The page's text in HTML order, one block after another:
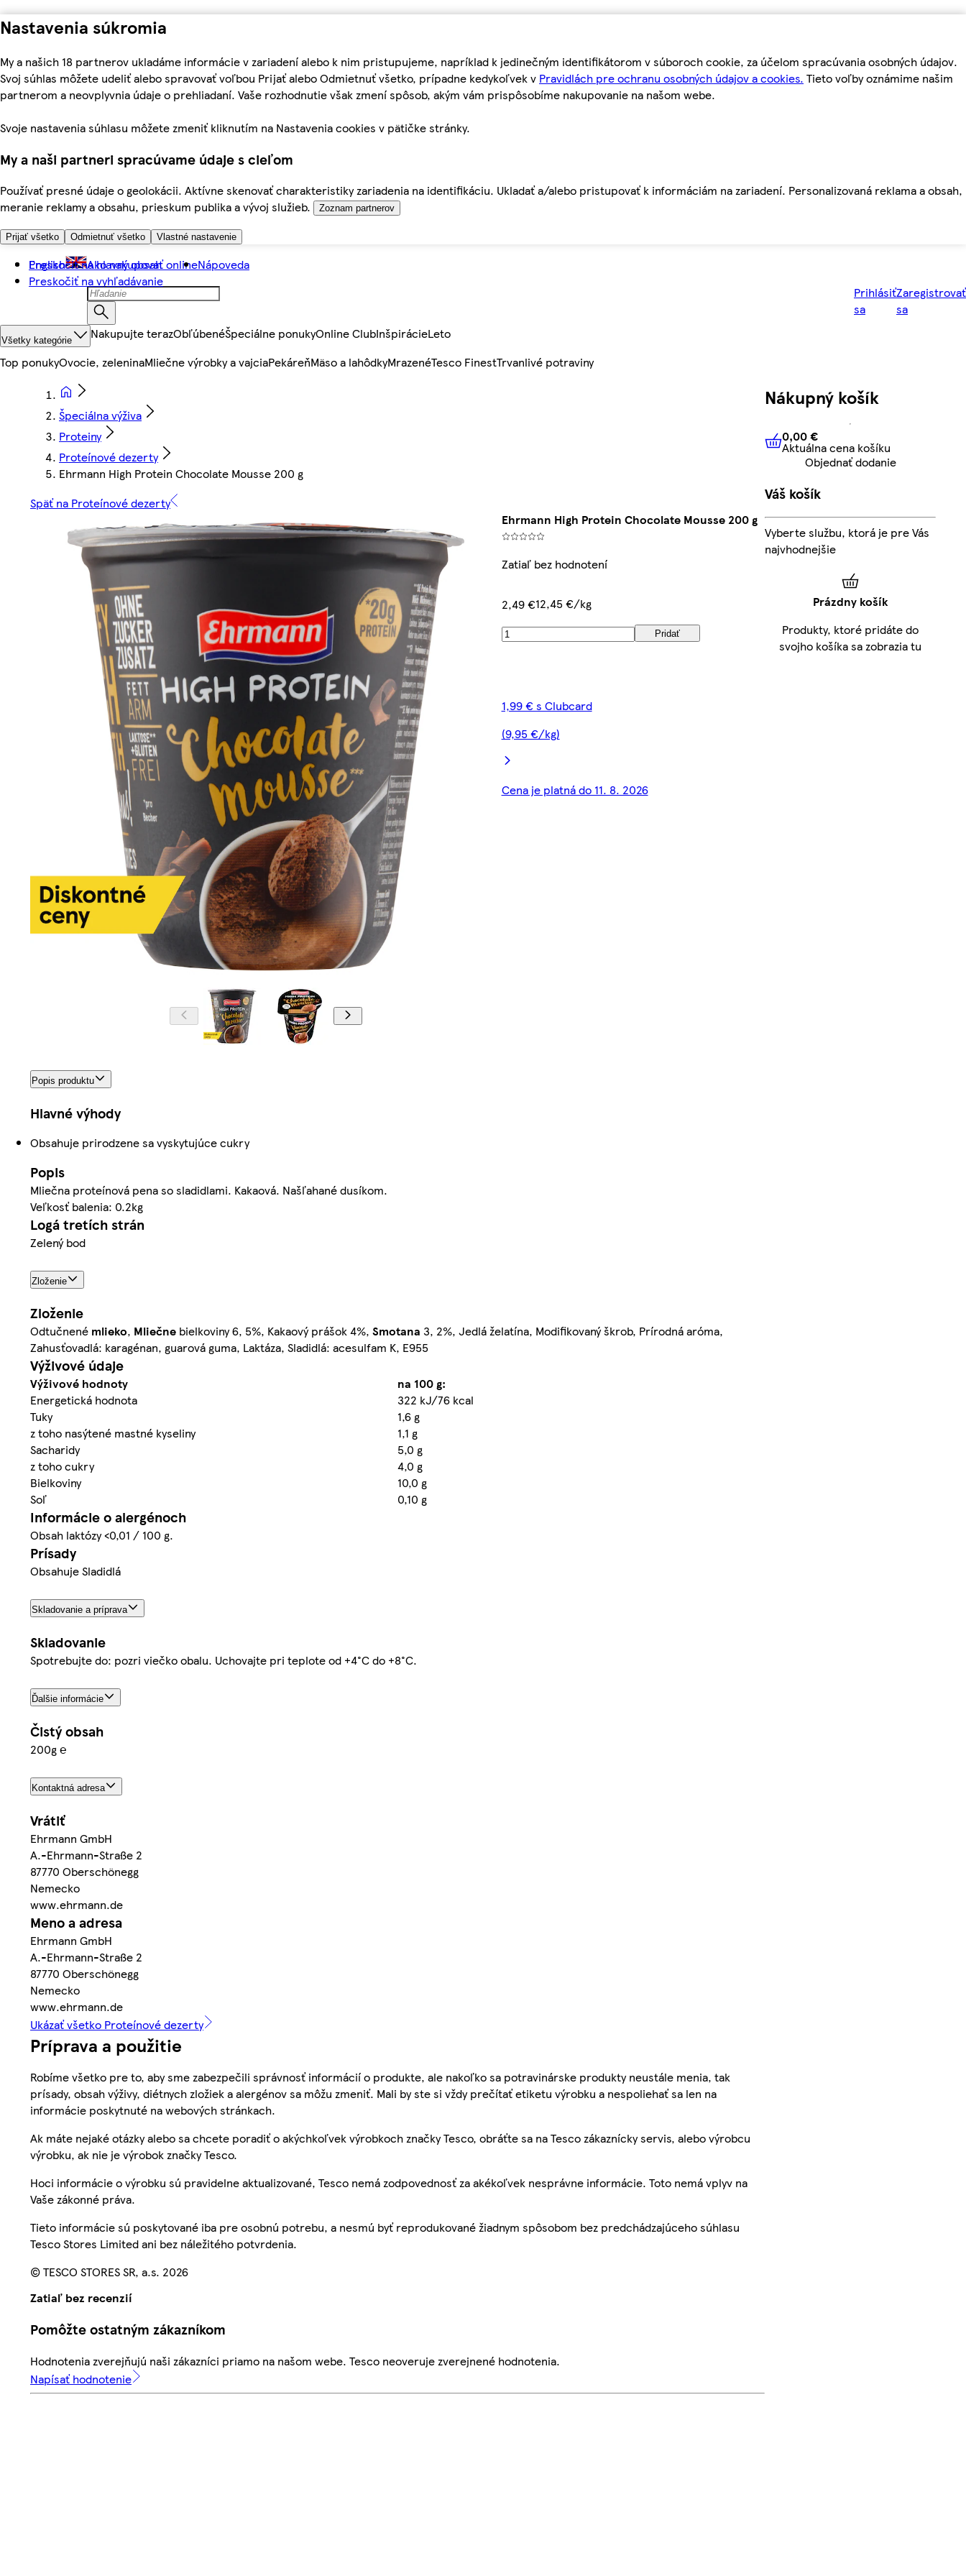
Nastavenia súkromia
My a našich 18 partnerov ukladáme informácie v zariadení alebo k nim pristupujeme, napríklad k jedinečným identifikátorom v súboroch cookie, za účelom spracúvania osobných údajov.
Svoj súhlas môžete udeliť alebo spravovať voľbou Prijať alebo Odmietnuť všetko, prípadne kedykoľvek v Pravidlách pre ochranu osobných údajov a cookies. Tieto voľby oznámime našim
partnerom a neovplyvnia údaje o prehliadaní. Vaše rozhodnutie však zmení spôsob, akým vám prispôsobíme nakupovanie na našom webe.
Svoje nastavenia súhlasu môžete zmeniť kliknutím na Nastavenia cookies v pätičke stránky.
My a naši partneri spracúvame údaje s cieľom
Používať presné údaje o geolokácii. Aktívne skenovať charakteristiky zariadenia na identifikáciu. Ukladať a/alebo pristupovať k informáciám na zariadení. Personalizovaná reklama a obsah,
meranie reklamy a obsahu, prieskum publika a vývoj služieb.
Zoznam partnerov
Prijať všetko Odmietnuť všetko Vlastné nastavenie
Preskočiť na hlavný obsah
Preskočiť na vyhľadávanie
English Ako nakupovať onlineNápoveda
Prihlásiť
sa
Zaregistrovať
sa
Všetky kategórie Nakupujte terazObľúbenéŠpeciálne ponukyOnline ClubInšpirácieLeto
Top ponukyOvocie, zeleninaMliečne výrobky a vajciaPekáreňMäso a lahôdkyMrazenéTesco FinestTrvanlivé potraviny
Špeciálna výživa
Proteiny
Proteínové dezerty
Ehrmann High Protein Chocolate Mousse 200 g
Späť na Proteínové dezerty
Ehrmann High Protein Chocolate Mousse 200 g
Zatiaľ bez hodnotení
2,49 €12,45 €/kg
Pridať
1,99 € s Clubcard
(9,95 €/kg)
Cena je platná do 11. 8. 2026
Popis produktu
Hlavné výhody
Obsahuje prirodzene sa vyskytujúce cukry
Popis
Mliečna proteínová pena so sladidlami. Kakaová. Našľahané dusíkom.
Veľkosť balenia: 0.2kg
Logá tretích strán
Zelený bod
Zloženie
Zloženie
Odtučnené mlieko, Mliečne bielkoviny 6, 5%, Kakaový prášok 4%, Smotana 3, 2%, Jedlá želatína, Modifikovaný škrob, Prírodná aróma,
Zahusťovadlá: karagénan, guarová guma, Laktáza, Sladidlá: acesulfam K, E955
Výživové údaje
Výživové hodnoty
na 100 g:
Energetická hodnota
322 kJ/76 kcal
Tuky
1,6 g
z toho nasýtené mastné kyseliny
1,1 g
Sacharidy
5,0 g
z toho cukry
4,0 g
Bielkoviny
10,0 g
Soľ
0,10 g
Informácie o alergénoch
Obsah laktózy <0,01 / 100 g.
Prísady
Obsahuje Sladidlá
Skladovanie a príprava
Skladovanie
Spotrebujte do: pozri viečko obalu. Uchovajte pri teplote od +4°C do +8°C.
Ďalšie informácie
Čistý obsah
200g ℮
Kontaktná adresa
Vrátiť
Ehrmann GmbH
A.-Ehrmann-Straße 2
87770 Oberschönegg
Nemecko
www.ehrmann.de
Meno a adresa
Ehrmann GmbH
A.-Ehrmann-Straße 2
87770 Oberschönegg
Nemecko
www.ehrmann.de
Ukázať všetko Proteínové dezerty
Príprava a použitie
Robíme všetko pre to, aby sme zabezpečili správnosť informácií o produkte, ale nakoľko sa potravinárske produkty neustále menia, tak
prísady, obsah výživy, diétnych zložiek a alergénov sa môžu zmeniť. Mali by ste si vždy prečítať etiketu výrobku a nespoliehať sa len na
informácie poskytnuté na webových stránkach.
Ak máte nejaké otázky alebo sa chcete poradiť o akýchkoľvek výrobkoch značky Tesco, obráťte sa na Tesco zákaznícky servis, alebo výrobcu
výrobku, ak nie je výrobok značky Tesco.
Hoci informácie o výrobku sú pravidelne aktualizované, Tesco nemá zodpovednosť za akékoľvek nesprávne informácie. Toto nemá vplyv na
Vaše zákonné práva.
Tieto informácie sú poskytované iba pre osobnú potrebu, a nesmú byť reprodukované žiadnym spôsobom bez predchádzajúceho súhlasu
Tesco Stores Limited ani bez náležitého potvrdenia.
© TESCO STORES SR, a.s. 2026
Zatiaľ bez recenzií
Pomôžte ostatným zákazníkom
Hodnotenia zverejňujú naši zákazníci priamo na našom webe. Tesco neoveruje zverejnené hodnotenia.
Napísať hodnotenie
Nákupný košík
0,00 € Aktuálna cena košíku
0,00 €
Aktuálna cena košíku
Objednať dodanie
Váš košík
Vyberte službu, ktorá je pre Vás
najvhodnejšie
Prázdny košík
Produkty, ktoré pridáte do
svojho košíka sa zobrazia tu